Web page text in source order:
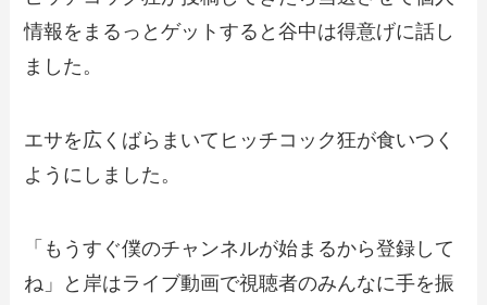
情報をまるっとゲットすると谷中は得意げに話し
ました。
エサを広くばらまいてヒッチコック狂が食いつく
ようにしました。
「もうすぐ僕のチャンネルが始まるから登録して
ね」と岸はライブ動画で視聴者のみんなに手を振